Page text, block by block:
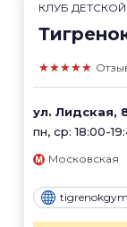
КЛУБ
★★★★★
ул. Лидская,
пн, ср: 18:00-
Московская